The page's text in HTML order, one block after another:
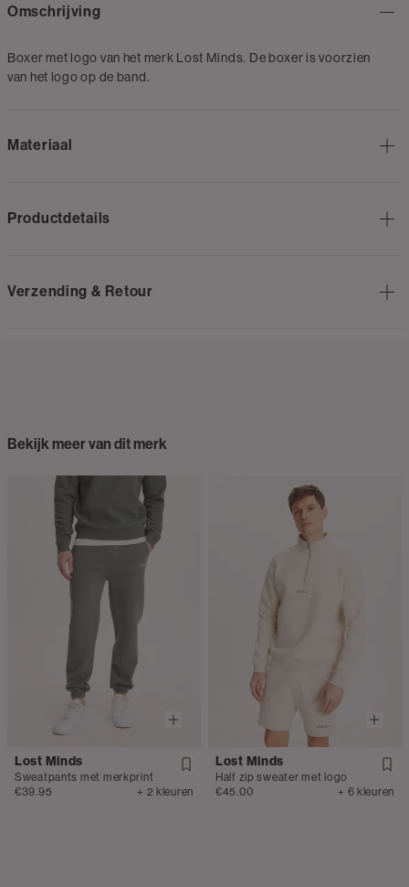
Omschrijving
Boxer met logo van het merk Lost Minds. De boxer is voorzien
van het logo op de band.
Materiaal
Productdetails
Verzending & Retour
Bekijk meer van dit merk
Lost Minds
Sweatpants met merkprint
€39.95
+ 2 kleuren
Lost Minds
Half zip sweater met logo
€45.00
+ 6 kleuren